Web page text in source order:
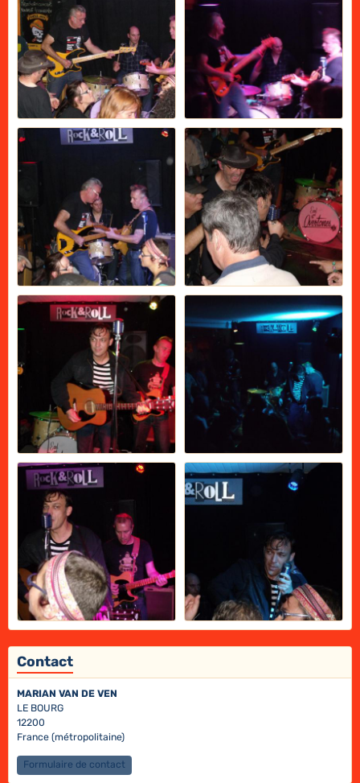
Contact
MARIAN VAN DE VEN
LE BOURG
12200
France (métropolitaine)
Formulaire de contact